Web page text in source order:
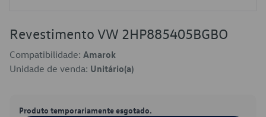
Revestimento VW 2HP885405BGBO
Compatibilidade: Amarok
Unidade de venda: Unitário(a)
Produto temporariamente esgotado.